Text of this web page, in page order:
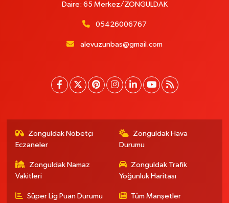
Daire: 65 Merkez/ZONGULDAK
05426006767
alevuzunbas@gmail.com
Zonguldak Nöbetçi
Eczaneler
Zonguldak Hava
Durumu
Zonguldak Namaz
Vakitleri
Zonguldak Trafik
Yoğunluk Haritası
Süper Lig Puan Durumu
Tüm Manşetler